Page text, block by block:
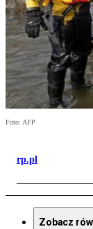
Foto: AFP
rp.pl
Zobacz